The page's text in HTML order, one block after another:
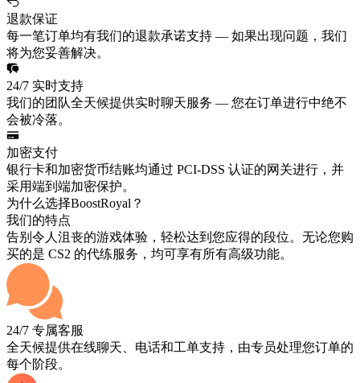
退款保证
每一笔订单均有我们的退款承诺支持 — 如果出现问题，我们
将为您妥善解决。
24/7 实时支持
我们的团队全天候提供实时聊天服务 — 您在订单进行中绝不
会被冷落。
加密支付
银行卡和加密货币结账均通过 PCI-DSS 认证的网关进行，并
采用端到端加密保护。
为什么选择BoostRoyal？
我们的特点
告别令人沮丧的游戏体验，轻松达到您应得的段位。无论您购
买的是 CS2 的代练服务，均可享有所有高级功能。
24/7 专属客服
全天候提供在线聊天、电话和工单支持，由专员处理您订单的
每个阶段。